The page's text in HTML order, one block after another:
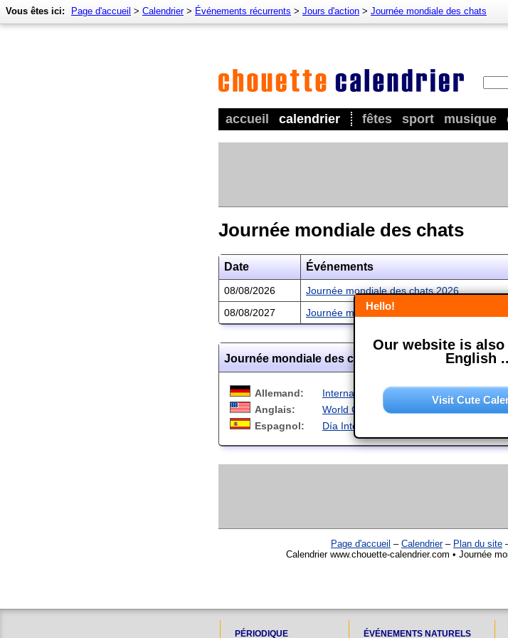
accueil calendrier fêtes sport musique
Vous êtes ici: Page d'accueil > Calendrier> Événements récurrents > Jours d'action > Journée mondiale des chats
Journée mondiale des chats
Date Événements
08/08/2026 Journée mondiale des chats 2026
08/08/2027
Journée mondiale des chats 2027
Journée mondiale des chats dans d'autres langues
Allemand:
Internationaler Katzentag
Anglais:
World Cat-Day
Espagnol:
Día Internacional del Gato
Page d'accueil – Calendrier– Plan du site
Calendrier www.chouette-calendrier.com • Journée
PÉRIODIQUE ÉVÉNEMENTS NATURELS
Hello!
Our website is
English
Visit Cute